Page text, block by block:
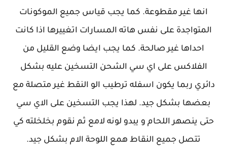
انها غير مقطوعة. كما يجب قياس جميع الموكونات
المتواجدة على نفس هاته المسارات اتغييرها اذا كانت
احداها غير صالحة. كما يجب ايضا وضع القليل من
الفلاكس على اي سي الشحن التسخين عليه بشكل
دائري ربما يكون اسفله ترطيب الو النقط غير متصلة مع
بعضها بشكل جيد. لهذا يجب التسخين على الاي سي
حتى ينصهر اللحام و يبدو لونه لامع ثم نقوم بخلخلته كي
تتصل جميع النقاط همع اللوحة الام بشكل جيد.